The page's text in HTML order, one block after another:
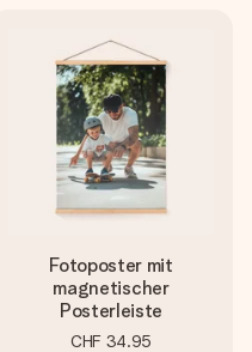
Fotoposter mit
magnetischer
Posterleiste
CHF 34.95